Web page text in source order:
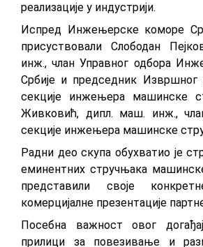
реализације у индустрији.
Испред Инжењерске коморе
присуствовали Слободан
инж., члан Управног одбора
Србије и председник Извршног
секције инжењера машинске
Живковић, дипл. маш. инж.,
секције инжењера машинске
Радни део скупа обухватио је
еминентних стручњака
представили своје
комерцијалне презентације
Посебна важност овог
прилици за повезивање и